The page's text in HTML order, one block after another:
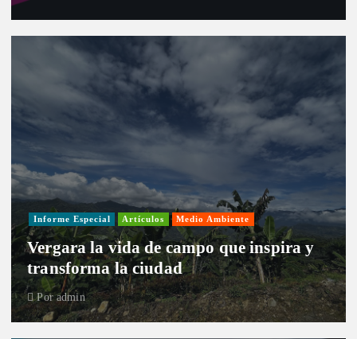
Informe Especial Artículos Medio Ambiente
Vergara la vida de campo que inspira y
transforma la ciudad
Poradmin